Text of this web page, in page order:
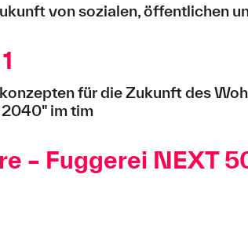
von sozialen, öffentlichen
für die Zukunft des
im tim
– Fuggerei NEXT